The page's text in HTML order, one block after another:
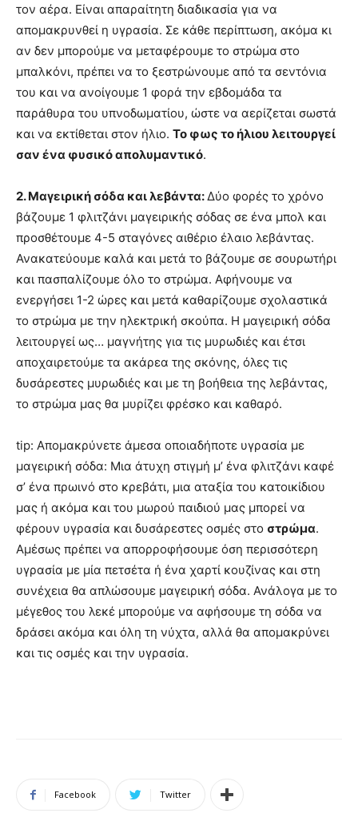
τον αέρα. Είναι απαραίτητη διαδικασία για να
απομακρυνθεί η υγρασία. Σε κάθε περίπτωση, ακόμα κι
αν δεν μπορούμε να μεταφέρουμε το στρώμα στο
μπαλκόνι, πρέπει να το ξεστρώνουμε από τα σεντόνια
του και να ανοίγουμε 1 φορά την εβδομάδα τα
παράθυρα του υπνοδωματίου, ώστε να αερίζεται σωστά
και να εκτίθεται στον ήλιο. Το φως το ήλιου λειτουργεί
σαν ένα φυσικό απολυμαντικό.
2. Μαγειρική σόδα και λεβάντα:Δύο φορές το χρόνο
βάζουμε 1 φλιτζάνι μαγειρικής σόδας σε ένα μπολ και
προσθέτουμε 4-5 σταγόνες αιθέριο έλαιο λεβάντας.
Ανακατεύουμε καλά και μετά το βάζουμε σε σουρωτήρι
και πασπαλίζουμε όλο το στρώμα. Αφήνουμε να
ενεργήσει 1-2 ώρες και μετά καθαρίζουμε σχολαστικά
το στρώμα με την ηλεκτρική σκούπα. Η μαγειρική σόδα
λειτουργεί ως… μαγνήτης για τις μυρωδιές και έτσι
αποχαιρετούμε τα ακάρεα της σκόνης, όλες τις
δυσάρεστες μυρωδιές και με τη βοήθεια της λεβάντας,
το στρώμα μας θα μυρίζει φρέσκο και καθαρό.
tip: Απομακρύνετε άμεσα οποιαδήποτε υγρασία με
μαγειρική σόδα: Μια άτυχη στιγμή μ’ ένα φλιτζάνι καφέ
σ’ ένα πρωινό στο κρεβάτι, μια αταξία του κατοικίδιου
μας ή ακόμα και του μωρού παιδιού μας μπορεί να
φέρουν υγρασία και δυσάρεστες οσμές στο στρώμα.
Αμέσως πρέπει να απορροφήσουμε όση περισσότερη
υγρασία με μία πετσέτα ή ένα χαρτί κουζίνας και στη
συνέχεια θα απλώσουμε μαγειρική σόδα. Ανάλογα με το
μέγεθος του λεκέ μπορούμε να αφήσουμε τη σόδα να
δράσει ακόμα και όλη τη νύχτα, αλλά θα απομακρύνει
και τις οσμές και την υγρασία.
Facebook Twitter